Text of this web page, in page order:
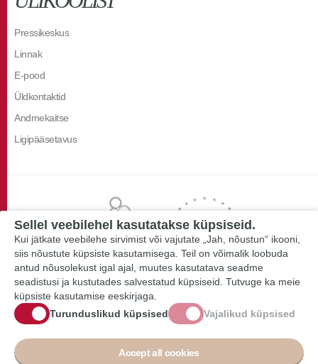
Pressikeskus
Linnak
E-pood
Üldkontaktid
Andmekaitse
Ligipääsetavus
Sellel veebilehel kasutatakse küpsiseid.
Kui jätkate veebilehe sirvimist või vajutate „Jah, nõustun“ ikooni,
siis nõustute küpsiste kasutamisega. Teil on võimalik loobuda
antud nõusolekust igal ajal, muutes kasutatava seadme
seadistusi ja kustutades salvestatud küpsiseid. Tutvuge ka meie
küpsiste kasutamise eeskirjaga.
Turunduslikud küpsised
Vajalikud küpsised
Accept all cookies